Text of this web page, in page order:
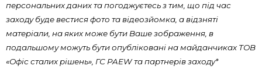
персональних даних та погоджуєтесь з тим, що під час
заходу буде вестися фото та відеозйомка, а відзняті
матеріали, на яких може бути Ваше зображення, в
подальшому можуть бути опубліковані на майданчиках ТОВ
«Офіс сталих рішень», ГС PAEW та партнерів заходу*